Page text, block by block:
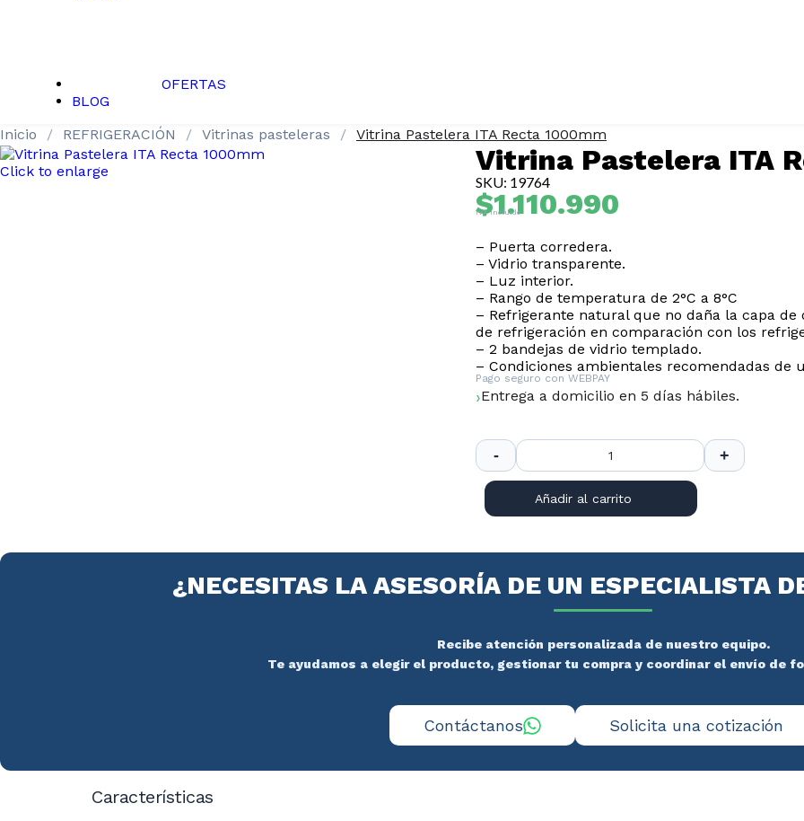
OFERTAS
BLOG
Inicio
REFRIGERACIÓN Vitrinas pasteleras Vitrina Pastelera ITA Recta 1000mm
Click to enlarge Vitrina Pastelera ITA
SKU: 19764
$1.110.990
IVA Incluido
– Puerta corredera.
– Vidrio transparente.
– Luz interior.
– Rango de temperatura de 2°C a 8°C
– Refrigerante natural que no daña la capa
de refrigeración en comparación con los
– 2 bandejas de vidrio templado.
– Condiciones ambientales recomendadas de
Pago seguro conWEBPAY
Entrega a domicilio en 5 días hábiles.
Añadir al carrito
¿NECESITAS LA ASESORÍA DE UN ESPECIALISTA
Recibe atención personalizada de nuestro equipo.
Te ayudamos a elegir el producto, gestionar tu compra y coordinar el envío de
Contáctanos Solicita una cotización
Características